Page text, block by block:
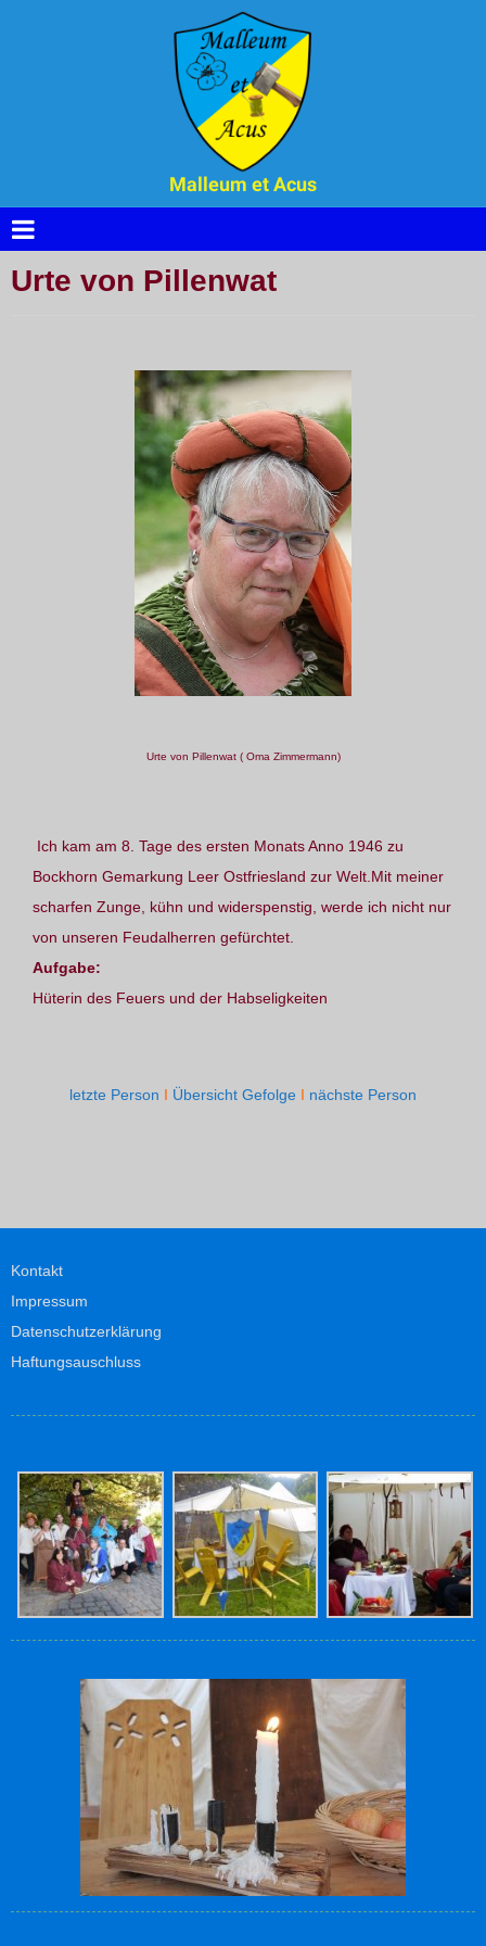
Malleum et Acus
Urte von Pillenwat
Urte von Pillenwat ( Oma Zimmermann)
Ich kam am 8. Tage des ersten Monats Anno 1946 zu
Bockhorn Gemarkung Leer Ostfriesland zur Welt.Mit meiner
scharfen Zunge, kühn und widerspenstig, werde ich nicht nur
von unseren Feudalherren gefürchtet.
Aufgabe:
Hüterin des Feuers und der Habseligkeiten
letzte Person Ι Übersicht Gefolge Ι nächste Person
Kontakt
Impressum
Datenschutzerklärung
Haftungsauschluss